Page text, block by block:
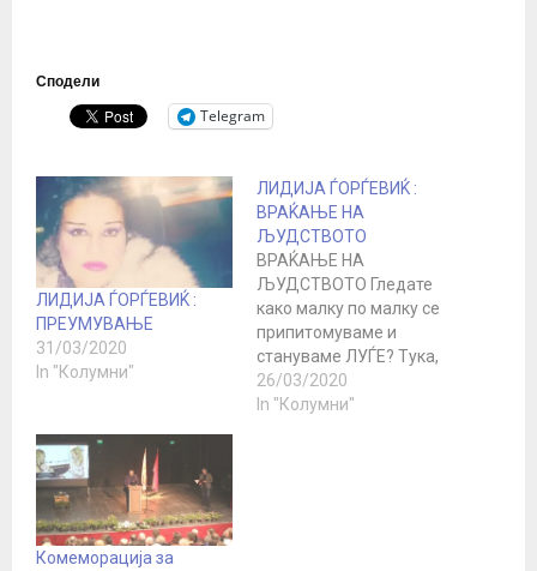
Сподели
Telegram
ЛИДИЈА ЃОРЃЕВИЌ :
ПРЕУМУВАЊЕ
31/03/2020
In "Колумни"
ЛИДИЈА ЃОРЃЕВИЌ :
ВРАЌАЊЕ НА
ЉУДСТВОТО
ВРАЌАЊЕ НА
ЉУДСТВОТО Гледате
како малку по малку се
припитомуваме и
стануваме ЛУЃЕ? Тука,
во нашите четири ѕида.
Убаво ни го замислија
26/03/2020
In "Колумни"
Комеморација за